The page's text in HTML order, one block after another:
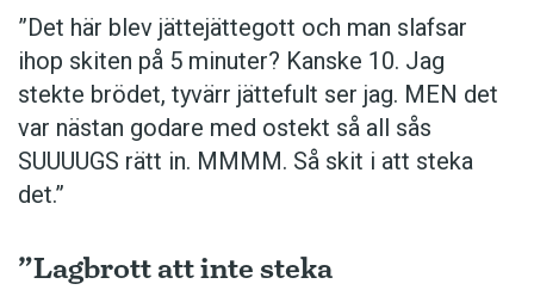
”Det här blev jättejättegott och man slafsar
ihop skiten på 5 minuter? Kanske 10. Jag
stekte brödet, tyvärr jättefult ser jag. MEN det
var nästan godare med ostekt så all sås
SUUUUGS rätt in. MMMM. Så skit i att steka
det.”
”Lagbrott att inte steka